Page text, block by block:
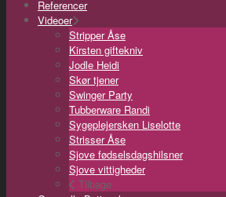
Referencer
Videoer
Stripper Åse
Kirsten giftekniv
Jodle Heidi
Skør tjener
Swinger Party
Tubberware Randi
Sygeplejersken Liselotte
Strisser Åse
Sjove fødselsdagshilsner
Sjove vittigheder
Tilbage